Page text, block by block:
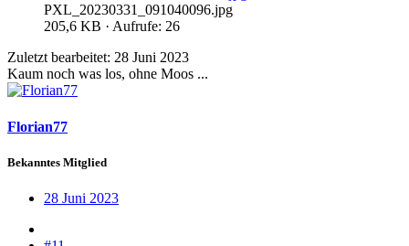
PXL_20230331_091040096.jpg
205,6 KB · Aufrufe: 26
Zuletzt bearbeitet: 28 Juni 2023
Kaum noch was los, ohne Moos ...
Florian77
Bekanntes Mitglied
28 Juni 2023